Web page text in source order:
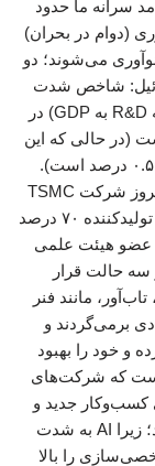
سرانه ما حدود
(دوام در بحران)
می‌شوند؛ دو
شاخص شدت
تحقیق و توسعه (R&D Intensity – نسبت هزینه R&D به GDP) در
دنیاست (در حالی که این
عدد در آمریکا حدود ۳.۵ درصد و در ایران زیر ۰.۵ درصد است).
تایوان: همواره زیر سایه تهدید چین بوده، اما امروز شرکت TSMC
تایوان قلب تپنده انقلاب صنعتی سوم و چهارم و تولیدکننده ۷۰ درصد
عضو هیئت علمی
سه حالت قرار
مانند فنر
برمی‌گردند و
و خود را بهبود
است که شرکت‌های
کسب‌وکار جدید و
پادشکننده را بر پایه هوش مصنوعی خلق کنند؛ زیرا AI به شدت
را بالا